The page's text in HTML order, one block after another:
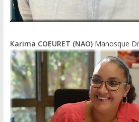
Karima COEURET (NAO)Manosque